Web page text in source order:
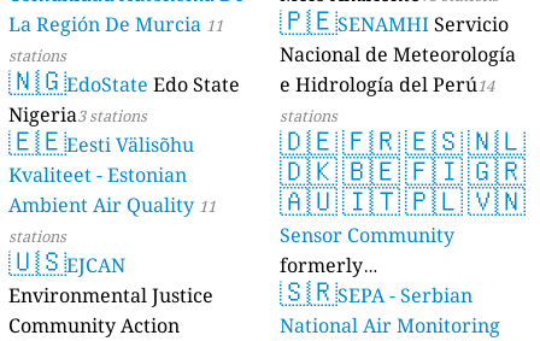
La Región De Murcia 11
stations
🇳🇬EdoState Edo State
Nigeria3 stations
🇪🇪Eesti Välisõhu
Kvaliteet - Estonian
Ambient Air Quality 11
stations
🇺🇸EJCAN
Environmental Justice
Community Action
🇵🇪SENAMHIServicio
Nacional de Meteorología
e Hidrología del Perú14
stations
🇩🇪🇫🇷🇪🇸🇳🇱
🇩🇰🇧🇪🇫🇮🇬🇷
🇦🇺🇮🇹🇵🇱🇻🇳
Sensor Community
formerly
luftdaten.info35819 stations
🇸🇷SEPA - Serbian
National Air Monitoring